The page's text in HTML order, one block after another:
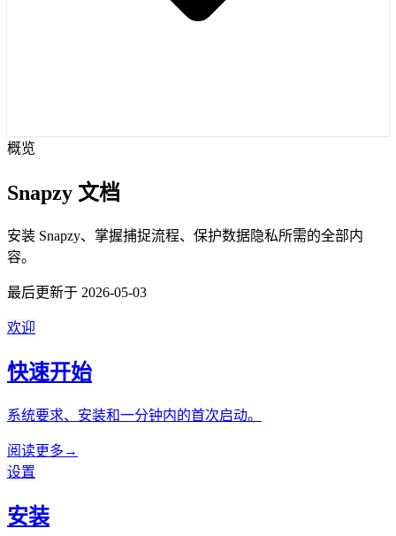
概览
Snapzy 文档
安装 Snapzy、掌握捕捉流程、保护数据隐私所需的全部内
容。
最后更新于 2026-05-03
欢迎
快速开始
系统要求、安装和一分钟内的首次启动。
阅读更多 →
设置
安装